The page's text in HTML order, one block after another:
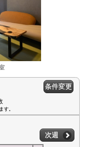
条件変更
す。
次週